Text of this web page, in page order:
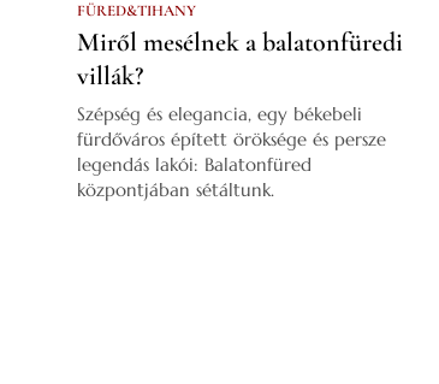
FÜRED&TIHANY
Miről mesélnek a balatonfüredi
villák?
Szépség és elegancia, egy békebeli
fürdőváros épített öröksége és persze
legendás lakói: Balatonfüred
központjában sétáltunk.